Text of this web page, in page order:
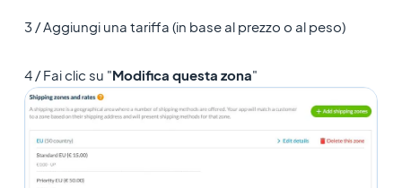
3 / Aggiungi una tariffa (in base al prezzo o al peso)
4 / Fai clic su "Modifica questa zona"